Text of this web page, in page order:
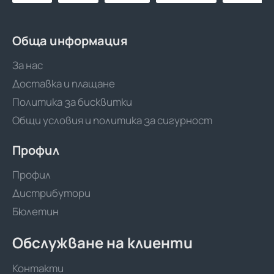
Обща информация
За нас
Доставка и плащане
Политика за бисквитки
Общи условия и политика за сигурност
Профил
Профил
Дистрибутори
Бюлетин
Обслужване на клиенти
Контакти